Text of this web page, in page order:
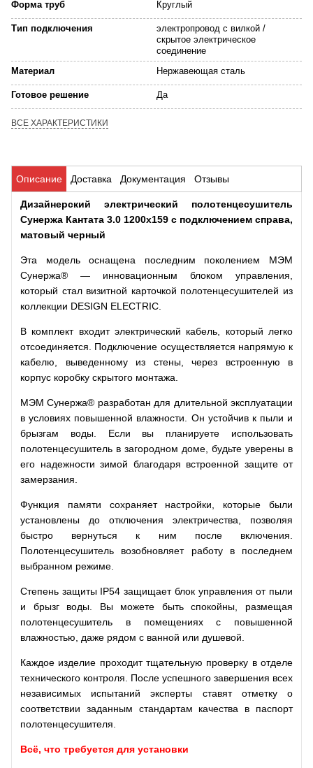
Форма труб Круглый
Тип подключения
электропровод с вилкой /
скрытое электрическое
соединение
Материал
Нержавеющая сталь
Готовое решение Да
ВСЕ ХАРАКТЕРИСТИКИ
Описание Доставка Документация Отзывы
Дизайнерский электрический полотенцесушитель
Сунержа Кантата 3.0 1200х159 с подключением справа,
матовый черный
Эта модель оснащена последним поколением МЭМ
Сунержа® — инновационным блоком управления,
который стал визитной карточкой полотенцесушителей из
коллекции DESIGN ELECTRIC.
В комплект входит электрический кабель, который легко
отсоединяется. Подключение осуществляется напрямую к
кабелю, выведенному из стены, через встроенную в
корпус коробку скрытого монтажа.
МЭМ Сунержа® разработан для длительной эксплуатации
в условиях повышенной влажности. Он устойчив к пыли и
брызгам воды. Если вы планируете использовать
полотенцесушитель в загородном доме, будьте уверены в
его надежности зимой благодаря встроенной защите от
замерзания.
Функция памяти сохраняет настройки, которые были
установлены до отключения электричества, позволяя
быстро вернуться к ним после включения.
Полотенцесушитель возобновляет работу в последнем
выбранном режиме.
Степень защиты IP54 защищает блок управления от пыли
и брызг воды. Вы можете быть спокойны, размещая
полотенцесушитель в помещениях с повышенной
влажностью, даже рядом с ванной или душевой.
Каждое изделие проходит тщательную проверку в отделе
технического контроля. После успешного завершения всех
независимых испытаний эксперты ставят отметку о
соответствии заданным стандартам качества в паспорт
полотенцесушителя.
Всё, что требуется для установки